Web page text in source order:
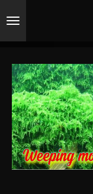
direct
hoofdinhoud